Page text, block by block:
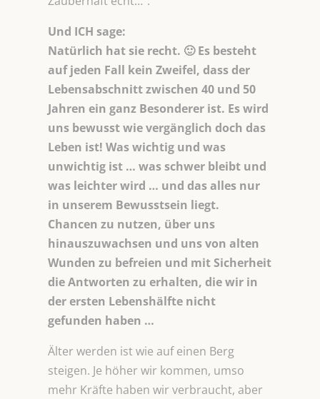
Und ICH sage:
Natürlich hat sie recht. 🙂 Es besteht
auf jeden Fall kein Zweifel, dass der
Lebensabschnitt zwischen 40 und 50
Jahren ein ganz Besonderer ist. Es wird
uns bewusst wie vergänglich doch das
Leben ist! Was wichtig und was
unwichtig ist … was schwer bleibt und
was leichter wird … und das alles nur
in unserem Bewusstsein liegt.
Chancen zu nutzen, über uns
hinauszuwachsen und uns von alten
Wunden zu befreien und mit Sicherheit
die Antworten zu erhalten, die wir in
der ersten Lebenshälfte nicht
gefunden haben …
Älter werden ist wie auf einen Berg
steigen. Je höher wir kommen, umso
mehr Kräfte haben wir verbraucht, aber